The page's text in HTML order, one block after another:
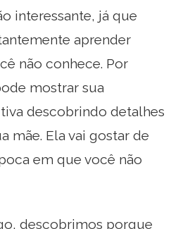
interessante, já que
aprender
não conhece. Por
mostrar sua
descobrindo detalhes
mãe. Ela vai gostar de
em que você não
descobrimos porque